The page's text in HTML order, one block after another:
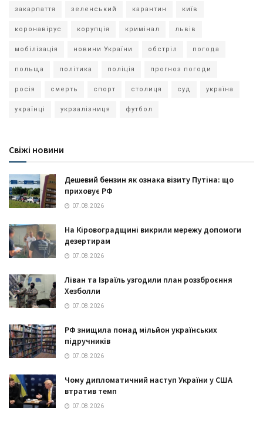
закарпаття зеленський карантин київ
коронавірус корупція кримінал львів
мобілізація новини України обстріл погода
польща політика поліція прогноз погоди
росія смерть спорт столиця суд україна
українці укрзалізниця футбол
Свіжі новини
Дешевий бензин як ознака візиту Путіна: що
приховує РФ
07.08.2026
На Кіровоградщині викрили мережу допомоги
дезертирам
07.08.2026
Ліван та Ізраїль узгодили план роззброєння
Хезболли
07.08.2026
РФ знищила понад мільйон українських
підручників
07.08.2026
Чому дипломатичний наступ України у США
втратив темп
07.08.2026